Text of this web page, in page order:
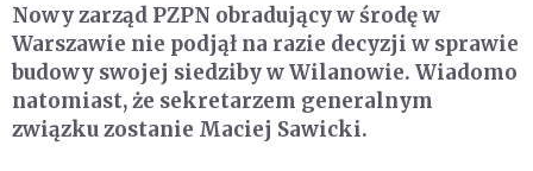
Nowy zarząd PZPN obradujący w środę w
Warszawie nie podjął na razie decyzji w sprawie
budowy swojej siedziby w Wilanowie. Wiadomo
natomiast, że sekretarzem generalnym
związku zostanie Maciej Sawicki.